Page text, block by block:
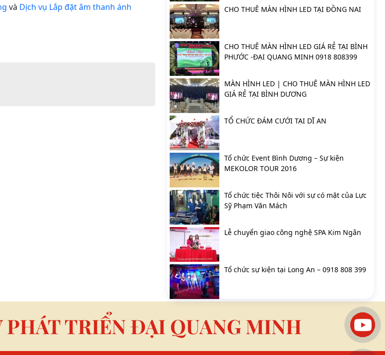
và Dịch vụ Lắp đặt âm thanh ánh
CHO THUÊ MÀN HÌNH LED TẠI ĐỒNG NAI
CHO THUÊ MÀN HÌNH LED GIÁ RẺ TẠI BÌNH
PHƯỚC -ĐẠI QUANG MINH 0918 808399
MÀN HÌNH LED | CHO THUÊ MÀN HÌNH LED
GIÁ RẺ TẠI BÌNH DƯƠNG
TỔ CHỨC ĐÁM CƯỚI TẠI DĨ AN
Tổ chức Event Bình Dương – Sự kiện
MEKOLOR TOUR 2016
Tổ chức tiệc Thôi Nôi với sự có mặt của Lực
Sỹ Phạm Văn Mách
Lễ chuyển giao công nghệ SPA Kim Ngân
Tổ chức sự kiện tại Long An – 0918 808 399
TRIỂN ĐẠI QUANG MINH